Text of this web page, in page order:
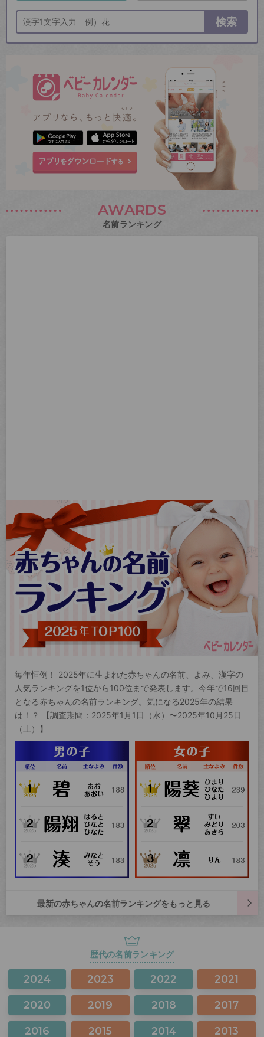
検索
AWARDS
名前ランキング
毎年恒例！ 2025年に生まれた赤ちゃんの名前、よみ、漢字の
人気ランキングを1位から100位まで発表します。今年で16回目
となる赤ちゃんの名前ランキング。気になる2025年の結果
は！？ 【調査期間：2025年1月1日（水）〜2025年10月25日
（土）】
最新の赤ちゃんの名前ランキングをもっと見る
歴代の名前ランキング
2024 2023 2022 2021
2020 2019 2018 2017
2016 2015 2014 2013